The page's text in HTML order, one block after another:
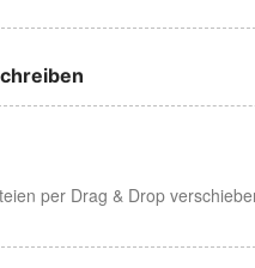
per Drag & Drop